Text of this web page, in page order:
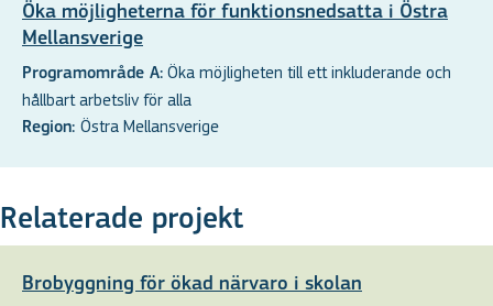
Öka möjligheterna för funktionsnedsatta i Östra
Mellansverige
Programområde A: Öka möjligheten till ett inkluderande och
hållbart arbetsliv för alla
Region: Östra Mellansverige
Relaterade projekt
Brobyggning för ökad närvaro i skolan